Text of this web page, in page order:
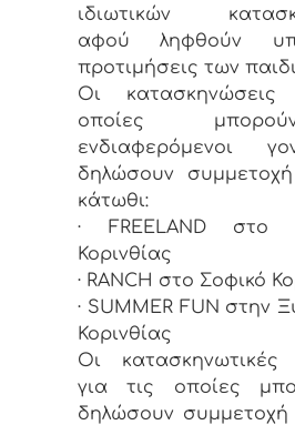
ιδιωτικών
αφού ληφθούν
προτιμήσεις των
Οι κατασκηνώσεις
οποίες
ενδιαφερόμενοι
δηλώσουν συμμετοχή
κάτωθι:
· FREELAND στο
Κορινθίας
· RANCH στο Σοφικό
· SUMMER FUN στην
Κορινθίας
Οι κατασκηνωτικές
για τις οποίες
δηλώσουν συμμετοχή